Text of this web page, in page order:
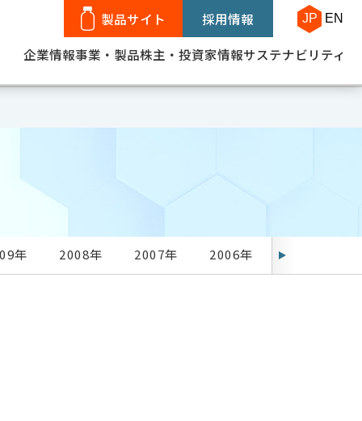
企業情報事業・製品株主・投資家情報サステナビリティ
製品サイト 採用情報 JP EN
年 2008年 2007年 2006年 2005年